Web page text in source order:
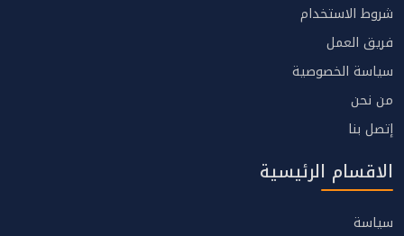
شروط الاستخدام
فريق العمل
سياسة الخصوصية
من نحن
إتصل بنا
الاقسام الرئيسية
سياسة